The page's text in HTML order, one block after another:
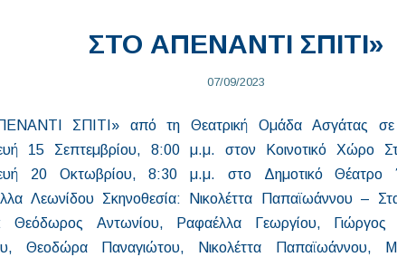
ΣΤΟ ΑΠΕΝΑΝΤΙ ΣΠΙΤΙ»
07/09/2023
ΣΠΙΤΙ» από τη Θεατρική Ομάδα Ασγάτας σε
15 Σεπτεμβρίου, 8:00 μ.μ. στον Κοινοτικό Χώρο
20 Οκτωβρίου, 8:30 μ.μ. στο Δημοτικό Θέατρο
Λεωνίδου Σκηνοθεσία: Νικολέττα Παπαϊωάννου –
Θεόδωρος Αντωνίου, Ραφαέλλα Γεωργίου, Γιώργος
Θεοδώρα Παναγιώτου, Νικολέττα Παπαϊωάννου,